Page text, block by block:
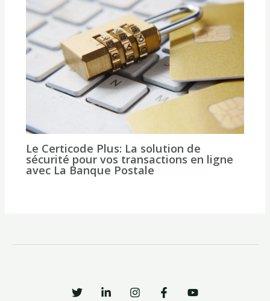
Le Certicode Plus: La solution de
sécurité pour vos transactions en ligne
avec La Banque Postale